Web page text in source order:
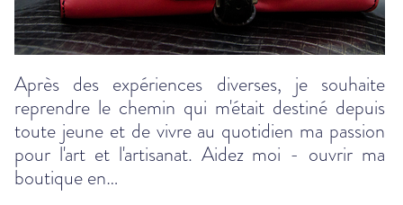
Après des expériences diverses, je souhaite
reprendre le chemin qui m'était destiné depuis
toute jeune et de vivre au quotidien ma passion
pour l'art et l'artisanat. Aidez moi - ouvrir ma
boutique en…